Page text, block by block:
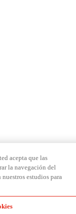
acepta que las
la navegación del
estudios para